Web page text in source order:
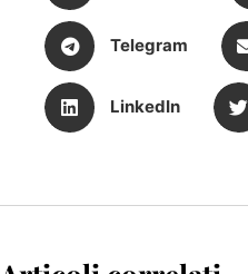
Telegram
LinkedIn